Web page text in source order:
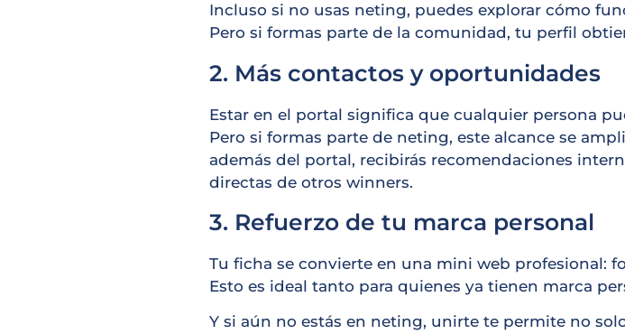
Incluso si no usas neting, puedes explorar cómo
Pero si formas parte de la comunidad, tu perfil
2. Más contactos y oportunidades
Estar en el portal significa que cualquier persona
Pero si formas parte de neting, este alcance se
además del portal, recibirás recomendaciones
directas de otros winners.
3. Refuerzo de tu marca personal
Tu ficha se convierte en una mini web profesional:
Esto es ideal tanto para quienes ya tienen marca
Y si aún no estás en neting, unirte te permite no